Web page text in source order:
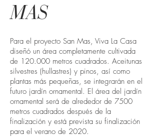
MAS
Para el proyecto San Mas, Viva La Casa
diseñó un área completamente cultivada
de 120.000 metros cuadrados. Aceitunas
silvestres (hullastres) y pinos, así como
plantas más pequeñas, se integrarán en el
futuro jardín ornamental. El área del jardín
ornamental será de alrededor de 7500
metros cuadrados después de la
finalización y está prevista su finalización
para el verano de 2020.